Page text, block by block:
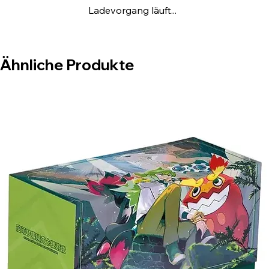
Enthält sechs Boosterpacks aus der
Jedes Boosterpack enthält 10 Karten und
1 Basis-Energie. Die Karten variieren je
Ladevorgang läuft...
Ähnliche Produkte